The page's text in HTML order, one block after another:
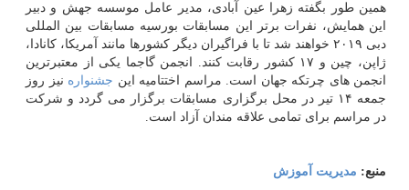
همین طور بگفته زهرا عین آبادی، مدیر عامل موسسه جهش و دبیر
این همایش، نفرات برتر این مسابقات بورسیه مسابقات بین المللی
دبی ۲۰۱۹ خواهند شد تا با فراگیران دیگر كشورها مانند آمریكا، كانادا،
ژاپن، چین و ۱۷ كشور رقابت كنند. انجمن گاجما یكی از معتبرترین
انجمن های چرتكه جهان است. مراسم اختتامیه این جشنواره نیز روز
جمعه ۱۴ تیر در محل برگزاری مسابقات برگزار می گردد و شركت
در مراسم برای تمامی علاقه مندان آزاد است.
منبع: مدیریت آموزش